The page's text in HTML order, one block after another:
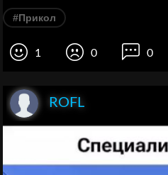
#Прикол
1 0 0
ROFL